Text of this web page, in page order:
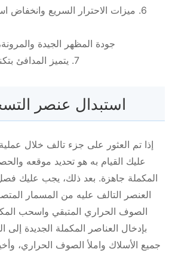
6. ميزات الاحترار السريع وانخفاض
جودة المظهر الجيدة
7. يتميز المدافئ بتكنولوجيا خاصة، تأتي مع.
استبدال عنصر
إذا تم العثور على جزء تالف خلال
عليك القيام به هو تحديد موقعه
المكملة جاهزة. بعد ذلك، يجب عليك
العنصر التالف عليه من المسمار
الصوف الحراري المتبقي واسحب
بإدخال العناصر المكملة الجديدة
جميع الأسلاك واملأ الصوف الحراري،